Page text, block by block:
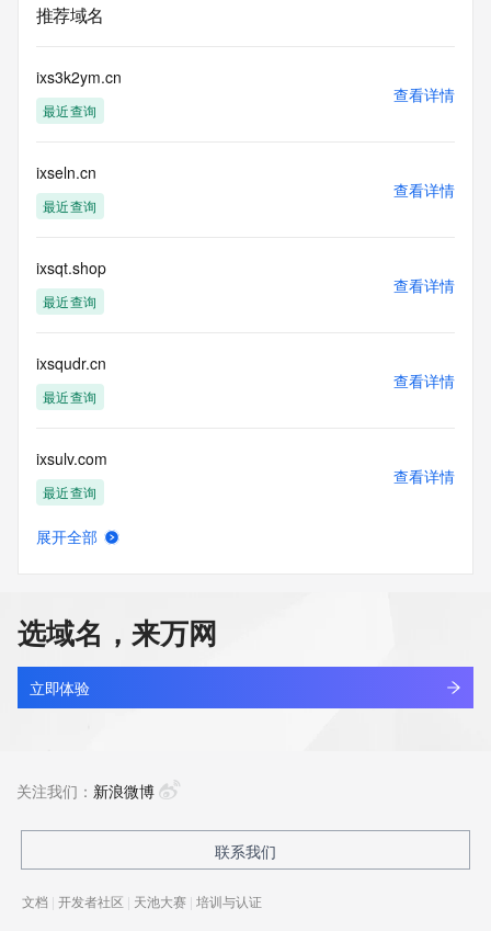
推荐域名
ixs3k2ym.cn
最近查询
查看详情
ixseln.cn
最近查询
查看详情
ixsqt.shop
最近查询
查看详情
ixsqudr.cn
最近查询
查看详情
ixsulv.com
最近查询
查看详情
ixszg.cn
最近查询
查看详情
最近查询
展开全部
选域名，来万网
立即体验
关注我们： 新浪微博
联系我们
文档 | 开发者社区 | 天池大赛 | 培训与认证